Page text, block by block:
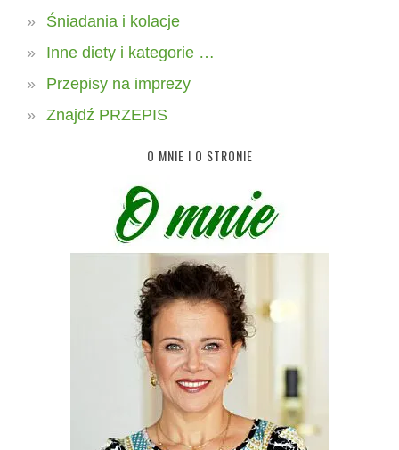
Śniadania i kolacje
Inne diety i kategorie …
Przepisy na imprezy
Znajdź PRZEPIS
O MNIE I O STRONIE